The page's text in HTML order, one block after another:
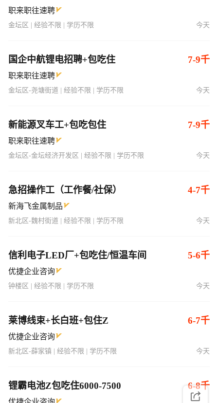
职来职往速聘
金坛区 | 经验不限 | 学历不限 今天
国企中航锂电招聘+包吃住 7-9千
职来职往速聘
金坛区-尧塘街道 | 经验不限 | 学历不限 今天
新能源叉车工+包吃包住 7-9千
职来职往速聘
金坛区-金坛经济开发区 | 经验不限 | 学历不限 今天
急招操作工（工作餐/社保） 4-7千
新海飞金属制品
新北区-魏村街道 | 经验不限 | 学历不限 今天
信利电子LED厂+包吃住/恒温车间 5-6千
优捷企业咨询
钟楼区 | 经验不限 | 学历不限 今天
莱博线束+长白班+包住Z 6-7千
优捷企业咨询
新北区-薛家镇 | 经验不限 | 学历不限 今天
锂霸电池Z包吃住6000-7500 6-8千